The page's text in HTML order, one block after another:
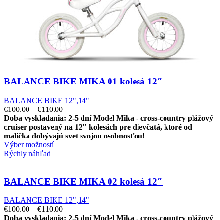
BALANCE BIKE MIKA 01 kolesá 12″
BALANCE BIKE 12",14"
€100.00 – €110.00
Doba vyskladania: 2-5 dní Model Mika - cross-country plážový
cruiser postavený na 12" kolesách pre dievčatá, ktoré od
malička dobývajú svet svojou osobnosťou!
Výber možností
Rýchly náhľad
BALANCE BIKE MIKA 02 kolesá 12″
BALANCE BIKE 12",14"
€100.00 – €110.00
Doba vyskladania: 2-5 dní Model Mika - cross-country plážový